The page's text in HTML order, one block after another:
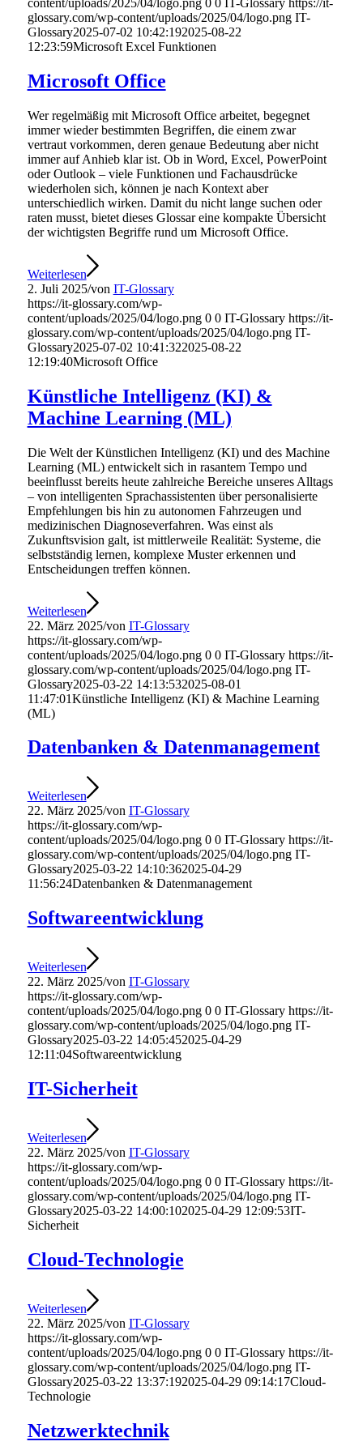
glossary.com/wp-content/uploads/2025/04/logo.png IT-
Glossary2025-07-02 10:42:192025-08-22
12:23:59Microsoft Excel Funktionen
Microsoft Office
Wer regelmäßig mit Microsoft Office arbeitet, begegnet
immer wieder bestimmten Begriffen, die einem zwar
vertraut vorkommen, deren genaue Bedeutung aber nicht
immer auf Anhieb klar ist. Ob in Word, Excel, PowerPoint
oder Outlook – viele Funktionen und Fachausdrücke
wiederholen sich, können je nach Kontext aber
unterschiedlich wirken. Damit du nicht lange suchen oder
raten musst, bietet dieses Glossar eine kompakte Übersicht
der wichtigsten Begriffe rund um Microsoft Office.
Weiterlesen
2. Juli 2025/von IT-Glossary
https://it-glossary.com/wp-
content/uploads/2025/04/logo.png 0 0 IT-Glossary https://it-
glossary.com/wp-content/uploads/2025/04/logo.png IT-
Glossary2025-07-02 10:41:322025-08-22
12:19:40Microsoft Office
Künstliche Intelligenz (KI) &
Machine Learning (ML)
Die Welt der Künstlichen Intelligenz (KI) und des Machine
Learning (ML) entwickelt sich in rasantem Tempo und
beeinflusst bereits heute zahlreiche Bereiche unseres Alltags
– von intelligenten Sprachassistenten über personalisierte
Empfehlungen bis hin zu autonomen Fahrzeugen und
medizinischen Diagnoseverfahren. Was einst als
Zukunftsvision galt, ist mittlerweile Realität: Systeme, die
selbstständig lernen, komplexe Muster erkennen und
Entscheidungen treffen können.
Weiterlesen
22. März 2025/von IT-Glossary
https://it-glossary.com/wp-
content/uploads/2025/04/logo.png 0 0 IT-Glossary https://it-
glossary.com/wp-content/uploads/2025/04/logo.png IT-
Glossary2025-03-22 14:13:532025-08-01
11:47:01Künstliche Intelligenz (KI) & Machine Learning
(ML)
Datenbanken & Datenmanagement
Weiterlesen
22. März 2025/von IT-Glossary
https://it-glossary.com/wp-
content/uploads/2025/04/logo.png 0 0 IT-Glossary https://it-
glossary.com/wp-content/uploads/2025/04/logo.png IT-
Glossary2025-03-22 14:10:362025-04-29
11:56:24Datenbanken & Datenmanagement
Softwareentwicklung
Weiterlesen
22. März 2025/von IT-Glossary
https://it-glossary.com/wp-
content/uploads/2025/04/logo.png 0 0 IT-Glossary https://it-
glossary.com/wp-content/uploads/2025/04/logo.png IT-
Glossary2025-03-22 14:05:452025-04-29
12:11:04Softwareentwicklung
IT-Sicherheit
Weiterlesen
22. März 2025/von IT-Glossary
https://it-glossary.com/wp-
content/uploads/2025/04/logo.png 0 0 IT-Glossary https://it-
glossary.com/wp-content/uploads/2025/04/logo.png IT-
Glossary2025-03-22 14:00:102025-04-29 12:09:53IT-
Sicherheit
Cloud-Technologie
Weiterlesen
22. März 2025/von IT-Glossary
https://it-glossary.com/wp-
content/uploads/2025/04/logo.png 0 0 IT-Glossary https://it-
glossary.com/wp-content/uploads/2025/04/logo.png IT-
Glossary2025-03-22 13:37:192025-04-29 09:14:17Cloud-
Technologie
Netzwerktechnik